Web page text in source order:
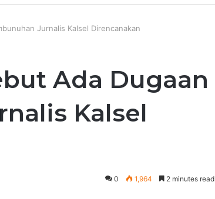
Jurnalis Kalsel Direncanakan
Ada Dugaan
Kalsel
0 1,964 2 minutes read